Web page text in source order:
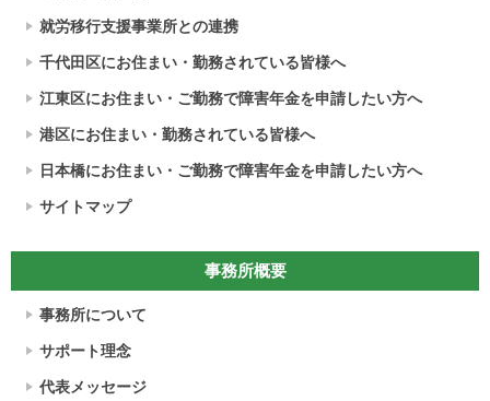
就労移行支援事業所との連携
千代田区にお住まい・勤務されている皆様へ
江東区にお住まい・ご勤務で障害年金を申請したい方へ
港区にお住まい・勤務されている皆様へ
日本橋にお住まい・ご勤務で障害年金を申請したい方へ
サイトマップ
事務所概要
事務所について
サポート理念
代表メッセージ